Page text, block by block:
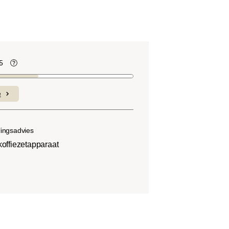
Koffiebonen bevatten, net als veel ander
van verschillende factoren, zoals het
herkomst en vooral het brandproces.